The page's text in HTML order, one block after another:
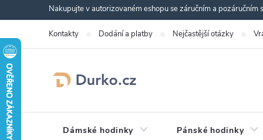
na
obsah
Nakupujte v autorizovaném eshopu se záručním a pozáručním
Kontakty Dodání a platby Nejčastější otázky
Dámské hodinky Pánské hodinky